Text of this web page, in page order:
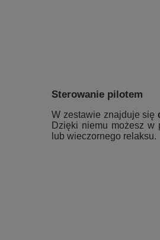
Sterowanie pilotem
W zestawie znajduje się
Dzięki niemu możesz w
lub wieczornego relaksu.